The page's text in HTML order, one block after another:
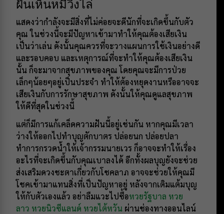
ฝันเห็นหมีวิ่งไล่
แสดงว่ากำลังจะมีสิ่งที่ไม่ค่อยจะดีนักที่จะเกิดขึ้นกับตัว
คุณ ในช่วงนี้จะมีปัญหาเข้ามาทำให้คุณต้องเสียเงิน
เป็นว่าเล่น ดังนั้นคุณควรที่จะวางแผนการใช้เงินอย่างดี
และรอบคอบ และเหตุการณ์ที่จะทำให้คุณต้องเสียเงิน
นั้น ก็จะมาจากสุขภาพของคุณ โดยคุณจะมีการป่วย
เล็กๆน้อยๆอยู่เป็นประจำ ทำให้ต้องหยุดงานหรืออาจจะ
เสียเงินกับการรักษาสุขภาพ ดังนั้นให้คุณดูแลสุขภาพ
ให้ดีที่สุดในช่วงนี้
แต่ก็มีการแก้เคล็ดความฝันนี้อยู่เช่นกัน หากคุณมีเวลา
ว่างให้ออกไปทำบุญตักบาตร ปล่อยนก ปล่อยปลา
ทำการกรวดน้ำให้เจ้ากรรมนายเวร ก็อาจจะทำให้เรื่อง
อะไรที่จะเกิดขึ้นกับคุณเบาลงได้ อีกทั้งผลบุญยังจะช่วย
ส่งเสริมดวงชะตาเกี่ยวกับโชคลาภ อาจจะช่วยให้คุณมี
โชคเข้ามาแทนสิ่งที่เป็นปัญหาอยู่ หลังจากเติมแต้มบุญ
ให้กับตัวเองแล้ว อย่าลืมแวะไปซื้อหวยรัฐบาล หวย
ลาว หวยนิวซีแลนด์ หวยไต้หวัน ผ่านช่องทางออนไลน์